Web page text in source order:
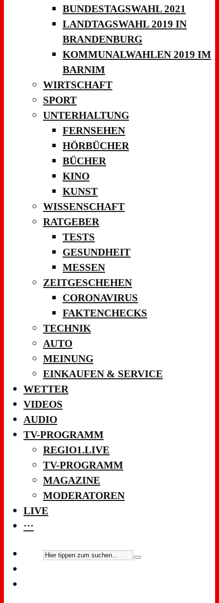
BUNDESTAGSWAHL 2021
LANDTAGSWAHL 2019 IN
BRANDENBURG
KOMMUNALWAHLEN 2019 IM
BARNIM
WIRTSCHAFT
SPORT
UNTERHALTUNG
FERNSEHEN
HÖRBÜCHER
BÜCHER
KINO
KUNST
WISSENSCHAFT
RATGEBER
TESTS
GESUNDHEIT
MESSEN
ZEITGESCHEHEN
CORONAVIRUS
FAKTENCHECKS
TECHNIK
AUTO
MEINUNG
EINKAUFEN & SERVICE
WETTER
VIDEOS
AUDIO
TV-PROGRAMM
REGIO1.LIVE
TV-PROGRAMM
MAGAZINE
MODERATOREN
LIVE
···